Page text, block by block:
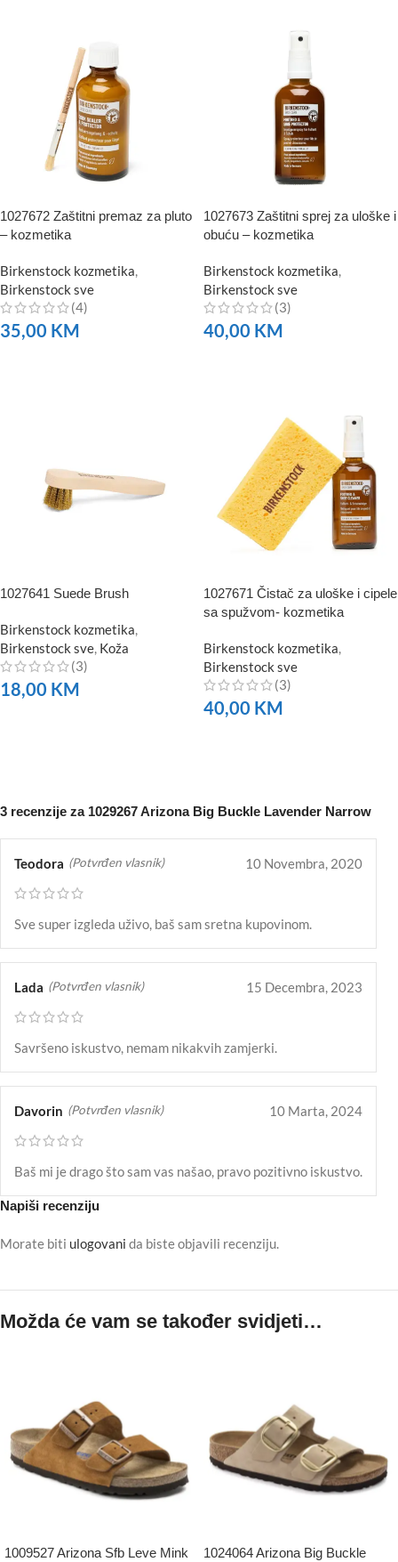
1027672 Zaštitni premaz za pluto
– kozmetika
Birkenstock kozmetika
Birkenstock sve
(4)
35,00 KM
1027673 Zaštitni sprej za uloške i
obuću – kozmetika
Birkenstock kozmetika
Birkenstock sve
(3)
40,00 KM
1027641 Suede Brush
Birkenstock kozmetika
Birkenstock sve Koža
(3)
18,00 KM
1027671 Čistač za uloške i cipele
sa spužvom- kozmetika
Birkenstock kozmetika
Birkenstock sve
(3)
40,00 KM
3 recenzije za 1029267 Arizona Big Buckle Lavender Narrow
Teodora (Potvrđen vlasnik) 10 Novembra, 2020
Sve super izgleda uživo, baš sam sretna kupovinom.
Lada (Potvrđen vlasnik) 15 Decembra, 2023
Savršeno iskustvo, nemam nikakvih zamjerki.
Davorin (Potvrđen vlasnik) 10 Marta, 2024
Baš mi je drago što sam vas našao, pravo pozitivno iskustvo.
Napiši recenziju
Morate biti ulogovani da biste objavili recenziju.
Možda će vam se također svidjeti…
1009527 Arizona Sfb Leve Mink
1024064 Arizona Big Buckle